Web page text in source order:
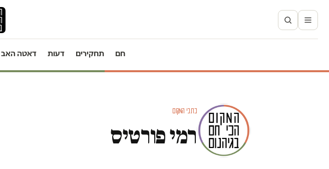
חם תחקירים דעות דאטה האב
כתבי המקום
רמי פורטיס